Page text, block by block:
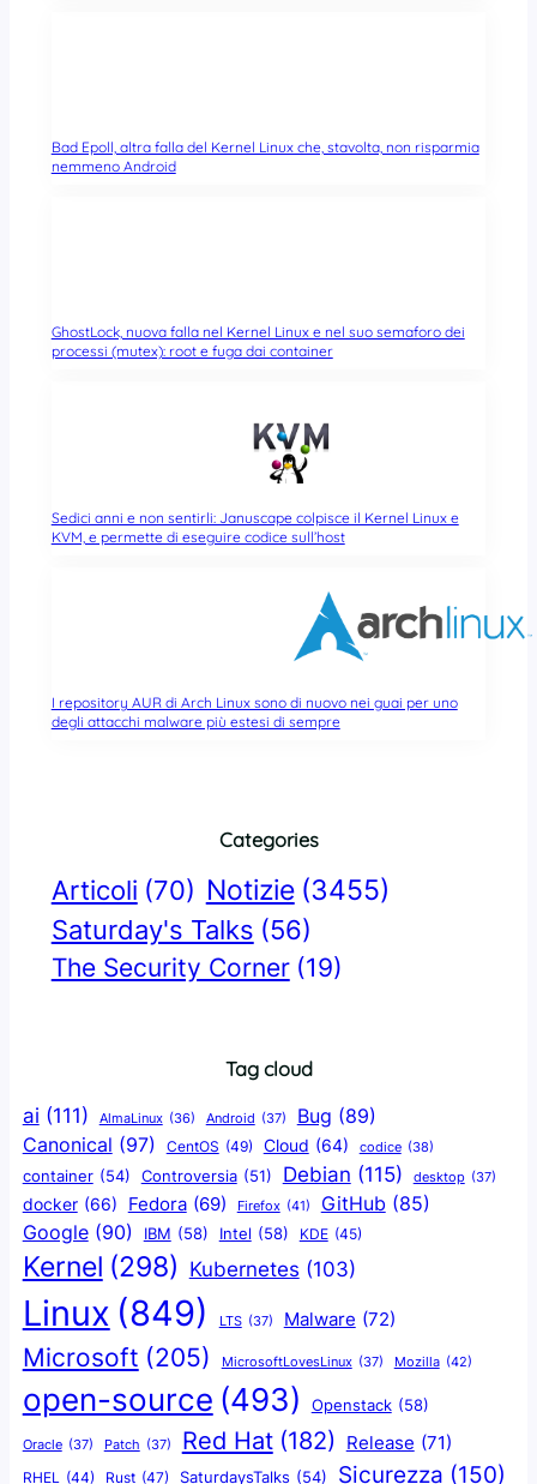
Bad Epoll, altra falla del Kernel Linux che, stavolta, non risparmia
nemmeno Android
GhostLock, nuova falla nel Kernel Linux e nel suo semaforo dei
processi (mutex): root e fuga dai container
Sedici anni e non sentirli: Januscape colpisce il Kernel Linux e
KVM, e permette di eseguire codice sull’host
I repository AUR di Arch Linux sono di nuovo nei guai per uno
degli attacchi malware più estesi di sempre
Categories
Articoli (70) Notizie (3455)
Saturday's Talks (56)
The Security Corner (19)
Tag cloud
ai (111) AlmaLinux (36) Android (37) Bug (89)
Canonical (97) CentOS (49) Cloud (64) codice (38)
container (54) Controversia (51) Debian (115) desktop (37)
docker (66) Fedora (69) Firefox (41) GitHub (85)
Google (90) IBM (58) Intel (58) KDE (45)
Kernel (298) Kubernetes (103)
Linux (849) LTS (37) Malware (72)
Microsoft (205) MicrosoftLovesLinux (37) Mozilla (42)
open-source (493) Openstack (58)
Oracle (37) Patch (37) Red Hat (182) Release (71)
RHEL (44) Rust (47) SaturdaysTalks (54) Sicurezza (150)